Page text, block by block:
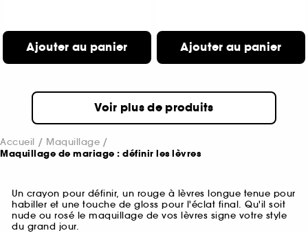
Ajouter au panier Ajouter au panier
Voir plus de produits
Accueil Maquillage
Maquillage de mariage : définir les lèvres
Un crayon pour définir, un rouge à lèvres longue tenue pour
habiller et une touche de gloss pour l'éclat final. Qu'il soit
nude ou rosé le maquillage de vos lèvres signe votre style
du grand jour.